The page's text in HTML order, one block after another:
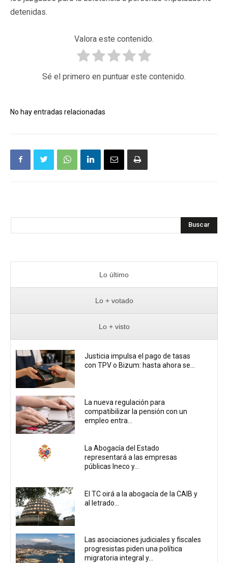
detenidas.
Valora este contenido.
Sé el primero en puntuar este contenido.
No hay entradas relacionadas
Buscar
Lo último
Lo + votado
Lo + visto
Justicia impulsa el pago de tasas
con TPV o Bizum: hasta ahora se...
La nueva regulación para
compatibilizar la pensión con un
empleo entra...
La Abogacía del Estado
representará a las empresas
públicas Ineco y...
El TC oirá a la abogacía de la CAIB y
al letrado...
Las asociaciones judiciales y fiscales
progresistas piden una política
migratoria integral y...